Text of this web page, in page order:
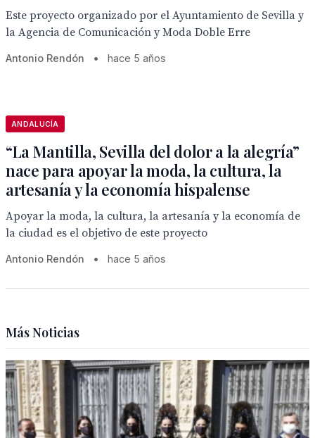
Este proyecto organizado por el Ayuntamiento de Sevilla y
la Agencia de Comunicación y Moda Doble Erre
Antonio Rendón • hace 5 años
ANDALUCÍA
“La Mantilla, Sevilla del dolor a la alegría”
nace para apoyar la moda, la cultura, la
artesanía y la economía hispalense
Apoyar la moda, la cultura, la artesanía y la economía de
la ciudad es el objetivo de este proyecto
Antonio Rendón • hace 5 años
Más Noticias